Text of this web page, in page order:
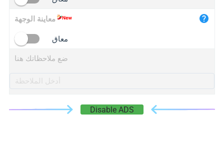
معاينة الوجهة
معاق
ضع ملاحظاتك هنا
Disable ADS